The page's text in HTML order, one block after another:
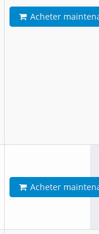
Acheter
Acheter